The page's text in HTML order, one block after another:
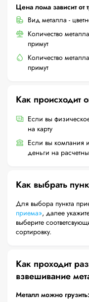
Цена лома зависит от
Вид металла -
Количество
примут
Количество
примут
Как происходит
Если вы
на карту
Если вы компания
деньги на
Как выбрать
Для выбора пункта
приема», далее
выберите соответсвующие услуги и интересующую Вас
сортировку.
Как проходит
взвешивание
Металл можно грузить: